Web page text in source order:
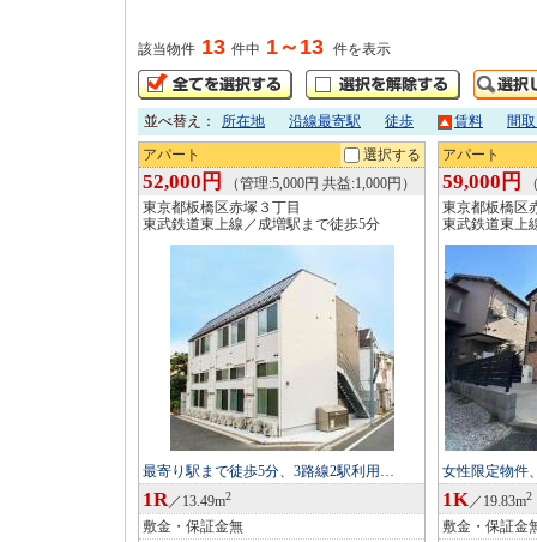
該当物件 13 件中 1～13 件を表示
並べ替え： 所在地 沿線最寄駅 徒歩 賃料 間
アパート 選択する
52,000円
（管理:5,000円 共益:1,000円）
東京都板橋区赤塚３丁目
東武鉄道東上線／成増駅まで徒歩5分
最寄り駅まで徒歩5分、3路線2駅利用…
1R／13.49m2
敷金・保証金無
アパート
59,000円
東京都板橋区
東武鉄道東上
女性限定物件
1K／19.83m2
敷金・保証金